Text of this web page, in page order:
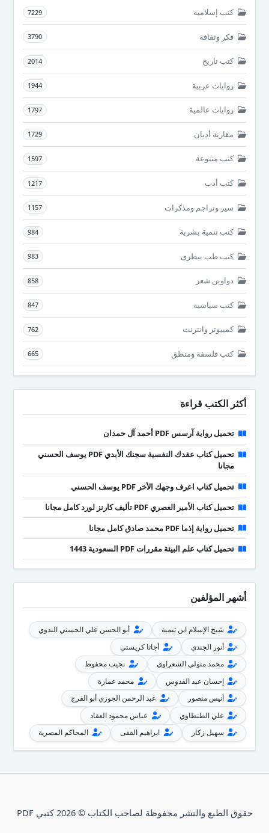
كتب إسلامية 7229
فكر وثقافة 3790
كتب تاريخ 2014
روايات عربية 1944
روايات عالمية 1797
مقارنة أديان 1729
كتب متنوعة 1597
كتب أدب 1217
سير وتراجم ومذكرات 1157
كتب تنمية بشرية 984
كتب طب بيطرى 983
دواوين شعر 858
كتب سياسية 847
كمبيوتر وانترنت 762
كتب فلسفة ومنطق 665
أكثر الكتب قراءة
تحميل رواية آرسس PDF أحمد آل حمدان
تحميل كتاب عقدك النفسية سجنك الأبدي PDF يوسف الحسني
مجانا
تحميل كتاب اعرف وجهك الأخر PDF يوسف الحسني
تحميل كتاب الأمير العصري PDF تأليف كارنز لورد كامل مجانا
تحميل رواية إذما PDF محمد صادق كامل مجانا
تحميل كتاب علم البيئة مقررات PDF السعودية 1443
أشهر المؤلفين
شيخ الإسلام ابن تيمية
أبو الحسن علي الحسني الندوي
أنور الجندي
أجاثا كريستي
محمد متولي الشعراوي
نجيب محفوظ
إحسان عبد القدوس
محمد عمارة
أنيس منصور
عبد الرحمن الجوزي أبو الفرج
علي الطنطاوي
عباس محمود العقاد
سهيل زكار
ابراهيم الفقى المحاكم المصرية
حقوق الطبع والنشر محفوظة لصاحب الكتاب © 2026 كتبي PDF